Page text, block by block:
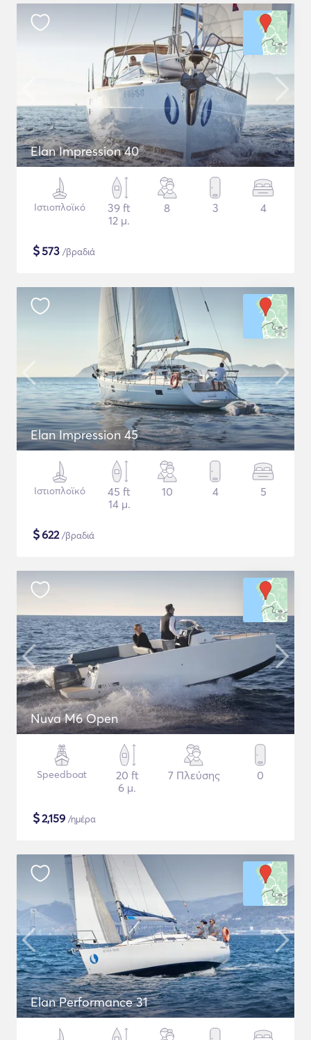
Elan Impression 40
Ιστιοπλοϊκό
39 ft
12 μ.
8 3 4
$573 /βραδιά
Elan Impression 45
Ιστιοπλοϊκό
45 ft
14 μ.
10 4 5
$622/βραδιά
Nuva M6 Open
Speedboat
20 ft
6 μ.
7 Πλεύσης 0
$2,159 /ημέρα
Elan Performance 31